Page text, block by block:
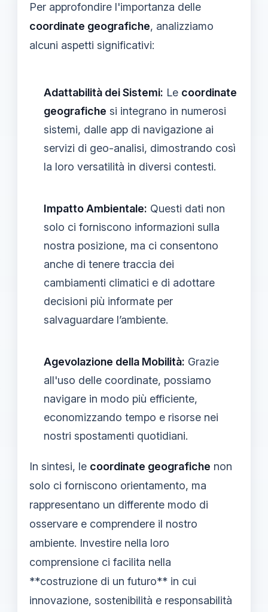
Per approfondire l'importanza delle
coordinate geografiche, analizziamo
alcuni aspetti significativi:
Adattabilità dei Sistemi: Le coordinate
geografiche si integrano in numerosi
sistemi, dalle app di navigazione ai
servizi di geo-analisi, dimostrando così
la loro versatilità in diversi contesti.
Impatto Ambientale: Questi dati non
solo ci forniscono informazioni sulla
nostra posizione, ma ci consentono
anche di tenere traccia dei
cambiamenti climatici e di adottare
decisioni più informate per
salvaguardare l’ambiente.
Agevolazione della Mobilità: Grazie
all'uso delle coordinate, possiamo
navigare in modo più efficiente,
economizzando tempo e risorse nei
nostri spostamenti quotidiani.
In sintesi, le coordinate geografiche non
solo ci forniscono orientamento, ma
rappresentano un differente modo di
osservare e comprendere il nostro
ambiente. Investire nella loro
comprensione ci facilita nella
**costruzione di un futuro** in cui
innovazione, sostenibilità e responsabilità